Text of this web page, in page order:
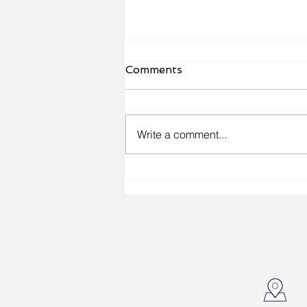
Comments
Write a comment...